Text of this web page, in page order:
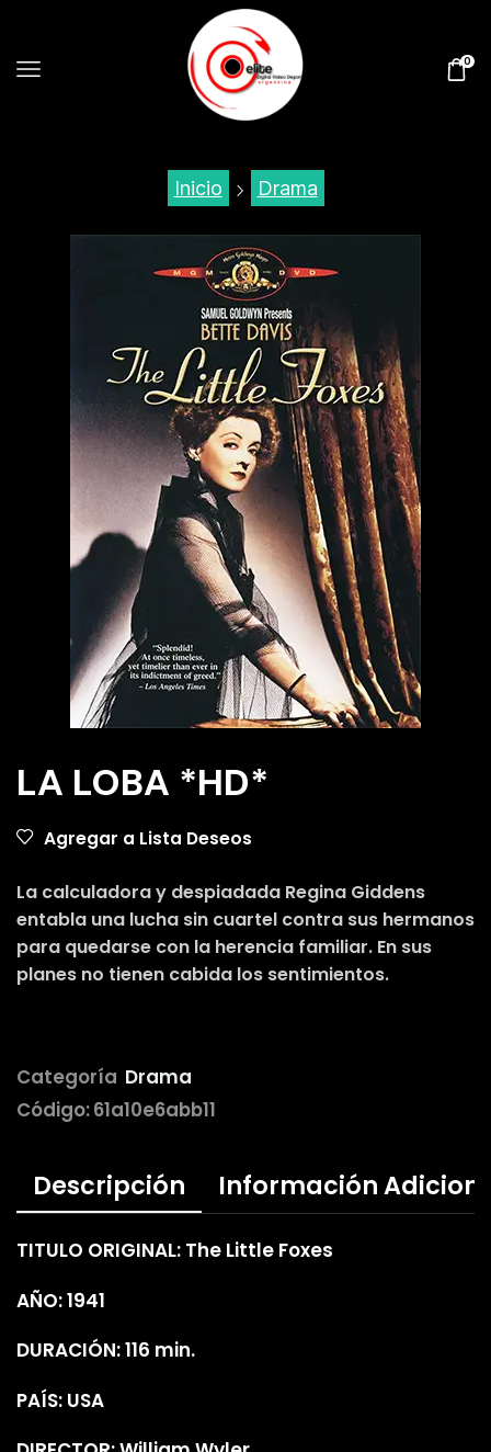
0
Inicio Drama
LA LOBA *HD*
Agregar a Lista Deseos
La calculadora y despiadada Regina Giddens
entabla una lucha sin cuartel contra sus hermanos
para quedarse con la herencia familiar. En sus
planes no tienen cabida los sentimientos.
Categoría Drama
Código:61a10e6abb11
Descripción Información
TITULO ORIGINAL: The Little Foxes
AÑO: 1941
DURACIÓN: 116 min.
PAÍS: USA